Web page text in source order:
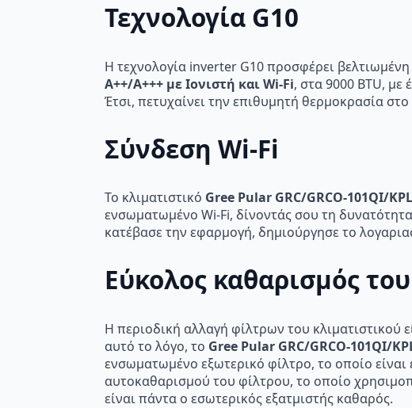
Τεχνολογία G10
Η τεχνολογία inverter G10 προσφέρει
A++/A+++ με Ιονιστή και Wi-Fi, στα 9000 BTU, με
Έτσι, πετυχαίνει την επιθυμητή θερμοκρασία
Σύνδεση Wi-Fi
Το κλιματιστικό Gree Pular GRC/GRCO-101QI/
ενσωματωμένο Wi-Fi, δίνοντάς σου τη
κατέβασε την εφαρμογή, δημιούργησε το
Εύκολος καθαρισμός
Η περιοδική αλλαγή φίλτρων του κλιματιστικού
αυτό το λόγο, το Gree Pular GRC/GRCO-101QI/
ενσωματωμένο εξωτερικό φίλτρο, το οποίο
αυτοκαθαρισμού του φίλτρου, το οποίο
είναι πάντα ο εσωτερικός εξατμιστής καθαρός.